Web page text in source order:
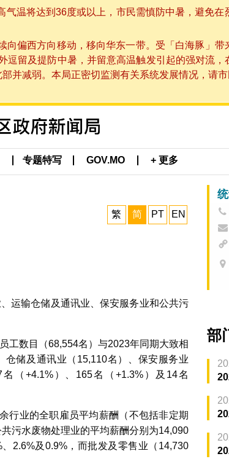
温将达到36度或以上，市民需慎防中暑，避免
偏西方向移动，移向华东一带。受「白海豚」
留及提防中暑，并留意高温触发引起的强对流，
并减弱。本局正密切监测有关系统发展情况，请
专题特写 GOV.MO + 更多
繁 简 PT EN
运输仓储及通讯业、保安服务业和公共污
工数目（68,554名）与2023年同期大致相
储及通讯业（15,110名）、保安服务业
（+4.1%）、165名（+1.3%）及14名
行业的全职雇员平均薪酬（不包括非定期
污水废物处理业的平均薪酬分别为14,090
2.6%及0.9%，而批发及零售业（14,730
部